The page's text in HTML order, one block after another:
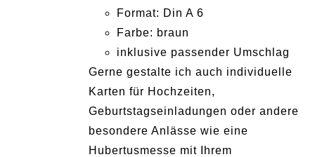
Format: Din A 6
Farbe: braun
inklusive passender Umschlag
Gerne gestalte ich auch individuelle
Karten für Hochzeiten,
Geburtstagseinladungen oder andere
besondere Anlässe wie eine
Hubertusmesse mit Ihrem